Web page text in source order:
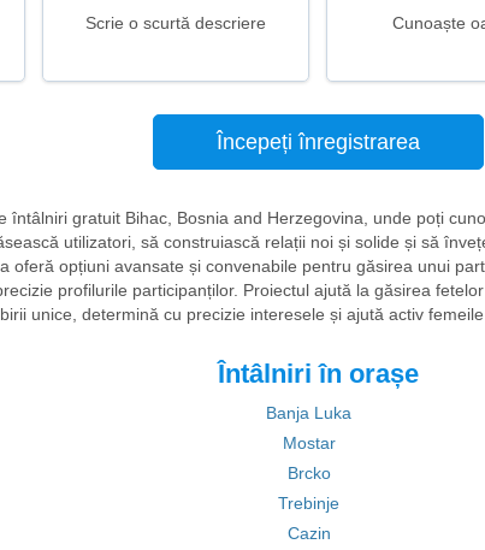
Scrie o scurtă descriere Cunoaște
Începeți înregistrarea
întâlniri gratuit Bihac, Bosnia and Herzegovina, unde poți
utilizatori, să construiască relații noi și solide și să
oferă opțiuni avansate și convenabile pentru găsirea unui
profilurile participanților. Proiectul ajută la găsirea
unice, determină cu precizie interesele și ajută activ
Întâlniri în orașe
Banja Luka
Mostar
Brcko
Trebinje
Cazin